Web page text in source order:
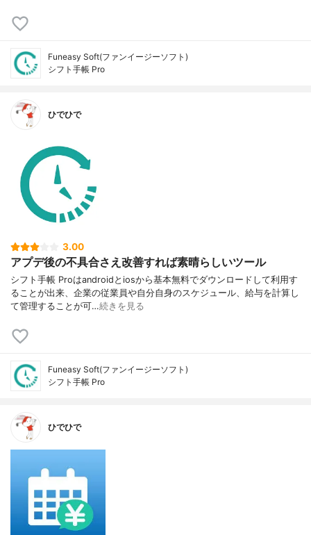
Funeasy Soft(ファンイージーソフト)
シフト手帳 Pro
ひでひで
3.00
アプデ後の不具合さえ改善すれば素晴らしいツール
シフト手帳 Proはandroidとiosから基本無料でダウンロードして利用す
ることが出来、企業の従業員や自分自身のスケジュール、給与を計算し
て管理することが可…続きを見る
Funeasy Soft(ファンイージーソフト)
シフト手帳 Pro
ひでひで